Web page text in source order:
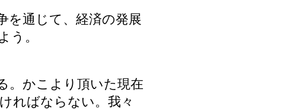
を通じて、経済の発展
う。
。かこより頂いた現在
ればならない。我々